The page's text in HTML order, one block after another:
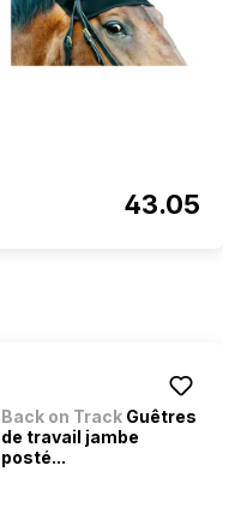
43.05
Back on Track Guêtres
de travail jambe
posté...